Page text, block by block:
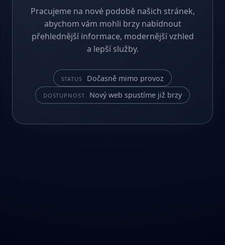
Pracujeme na nové podobě našich stránek,
abychom vám mohli brzy nabídnout
přehlednější informace, modernější vzhled
a lepší služby.
STATUS Dočasně mimo provoz
DOSTUPNOST Nový web spustíme již brzy